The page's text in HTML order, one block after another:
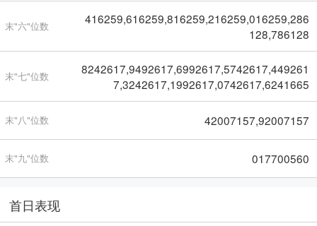
末"六"位数
416259,616259,816259,216259,016259,286
128,786128
末"七"位数
8242617,9492617,6992617,5742617,449261
7,3242617,1992617,0742617,6241665
末"八"位数 42007157,92007157
末"九"位数 017700560
首日表现